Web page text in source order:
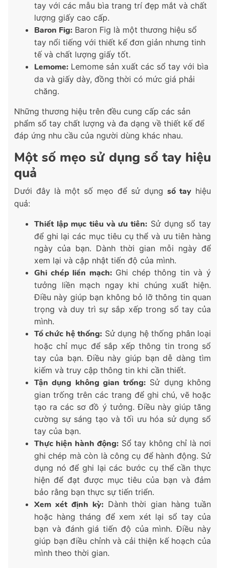
tay với các mẫu bìa trang trí đẹp mắt và chất
lượng giấy cao cấp.
Baron Fig: Baron Fig là một thương hiệu sổ
tay nổi tiếng với thiết kế đơn giản nhưng tinh
tế và chất lượng giấy tốt.
Lemome: Lemome sản xuất các sổ tay với bìa
da và giấy dày, đồng thời có mức giá phải
chăng.
Những thương hiệu trên đều cung cấp các sản
phẩm sổ tay chất lượng và đa dạng về thiết kế để
đáp ứng nhu cầu của người dùng khác nhau.
Một số mẹo sử dụng sổ tay hiệu
quả
Dưới đây là một số mẹo để sử dụng sổ tay hiệu
quả:
Thiết lập mục tiêu và ưu tiên: Sử dụng sổ tay
để ghi lại các mục tiêu cụ thể và ưu tiên hàng
ngày của bạn. Dành thời gian mỗi ngày để
xem lại và cập nhật tiến độ của mình.
Ghi chép liền mạch:Ghi chép thông tin và ý
tưởng liền mạch ngay khi chúng xuất hiện.
Điều này giúp bạn không bỏ lỡ thông tin quan
trọng và duy trì sự sắp xếp trong sổ tay của
mình.
Tổ chức hệ thống: Sử dụng hệ thống phân loại
hoặc chỉ mục để sắp xếp thông tin trong sổ
tay của bạn. Điều này giúp bạn dễ dàng tìm
kiếm và truy cập thông tin khi cần thiết.
Tận dụng không gian trống: Sử dụng không
gian trống trên các trang để ghi chú, vẽ hoặc
tạo ra các sơ đồ ý tưởng. Điều này giúp tăng
cường sự sáng tạo và tối ưu hóa sử dụng sổ
tay của bạn.
Thực hiện hành động:Sổ tay không chỉ là nơi
ghi chép mà còn là công cụ để hành động. Sử
dụng nó để ghi lại các bước cụ thể cần thực
hiện để đạt được mục tiêu của bạn và đảm
bảo rằng bạn thực sự tiến triển.
Xem xét định kỳ:Dành thời gian hàng tuần
hoặc hàng tháng để xem xét lại sổ tay của
bạn và đánh giá tiến độ của mình. Điều này
giúp bạn điều chỉnh và cải thiện kế hoạch của
mình theo thời gian.